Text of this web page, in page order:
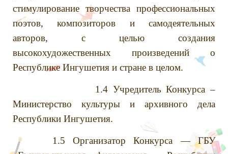
стимулирование творчества профессиональных
поэтов, композиторов и самодеятельных
авторов, с целью создания
высокохудожественных произведений о
Республике Ингушетия и стране в целом.
1.4 Учредитель Конкурса –
Министерство культуры и архивного дела
Республики Ингушетия.
1.5 Организатор Конкурса — ГБУ